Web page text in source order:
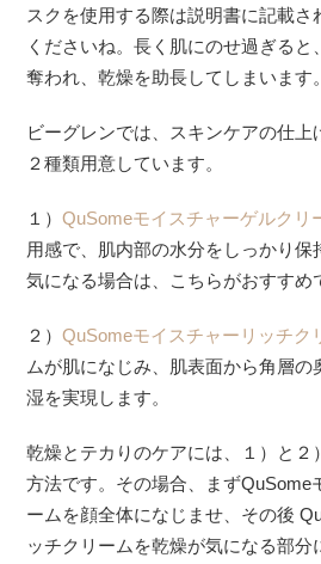
スクを使用する際は説明書に記載さ
くださいね。長く肌にのせ過ぎる
奪われ、乾燥を助長してしまいます。
ビーグレンでは、スキンケアの仕上
２種類用意しています。
１）QuSomeモイスチャーゲルクリ
用感で、肌内部の水分をしっかり保
気になる場合は、こちらがおすすめ
２）QuSomeモイスチャーリッチク
ムが肌になじみ、肌表面から角層の
湿を実現します。
乾燥とテカりのケアには、１）と２
方法です。その場合、まずQuSome
ームを顔全体になじませ、その後
ッチクリームを乾燥が気になる部分